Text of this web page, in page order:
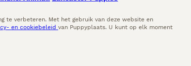
te verbeteren. Met het gebruik van deze website en
en cookiebeleid van Puppyplaats. U kunt op elk moment